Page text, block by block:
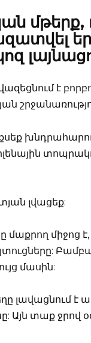
մթերք,
է
լվացեք:
միջոց է,
մասին:
լավացնում է
Այն տաք ջրով